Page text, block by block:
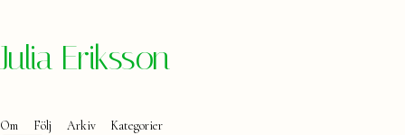
Hoppa
Julia Eriksson
Om Följ Arkiv Kategorier